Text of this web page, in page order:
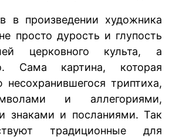
в произведении художника
просто дурость и глупость
церковного культа, а
Сама картина, которая
несохранившегося триптиха,
и аллегориями,
знаками и посланиями. Так
традиционные для